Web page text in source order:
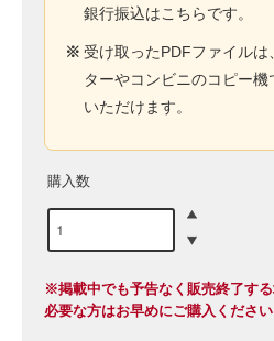
銀行振込はこちらです。
※ 受け取ったPDFファイルは
ターやコンビニのコピー
いただけます。
購入数
※掲載中でも予告なく販売終了する
必要な方はお早めにご購入ください